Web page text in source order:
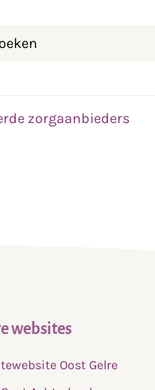
zorgaanbieders
websites
Oost Gelre